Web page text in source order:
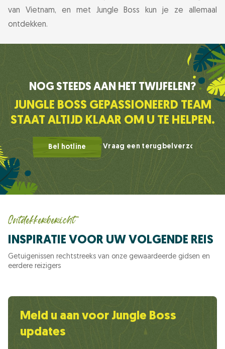
van Vietnam, en met Jungle Boss kun je ze allemaal
ontdekken.
NOG STEEDS AAN HET TWIJFELEN?
JUNGLE BOSS GEPASSIONEERD TEAM
STAAT ALTIJD KLAAR OM U TE HELPEN.
Bel hotline Vraag een terugbelverzoek aan
Ontdekkerbericht
INSPIRATIE VOOR UW VOLGENDE REIS
Getuigenissen rechtstreeks van onze gewaardeerde gidsen en
eerdere reizigers
Meld u aan voor Jungle Boss
updates